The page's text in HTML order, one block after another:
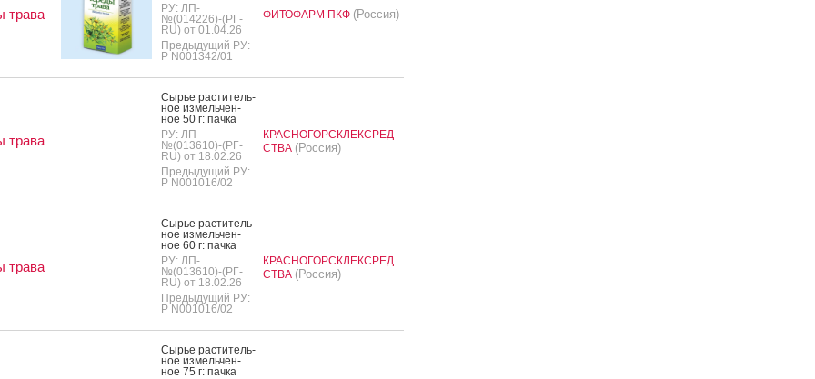
трава
РУ: ЛП-
№(014226)-(РГ-
RU) от 01.04.26
Предыдущий РУ:
Р N001342/01
ФИТОФАРМ ПКФ (Россия)
трава
Сырье рас­ти­тель­
ное из­мель­чен­
ное 50 г: пач­ка
РУ: ЛП-
№(013610)-(РГ-
RU) от 18.02.26
Предыдущий РУ:
Р N001016/02
КРАСНОГОРСКЛЕКСРЕД
СТВА (Россия)
трава
Сырье рас­ти­тель­
ное из­мель­чен­
ное 60 г: пач­ка
РУ: ЛП-
№(013610)-(РГ-
RU) от 18.02.26
Предыдущий РУ:
Р N001016/02
КРАСНОГОРСКЛЕКСРЕД
СТВА (Россия)
Сырье рас­ти­тель­
ное из­мель­чен­
ное 75 г: пач­ка